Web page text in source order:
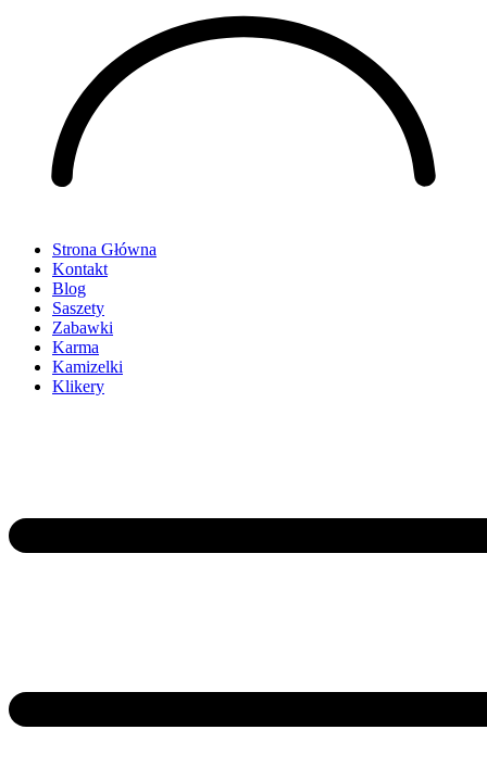
Strona Główna
Kontakt
Blog
Saszety
Zabawki
Karma
Kamizelki
Klikery